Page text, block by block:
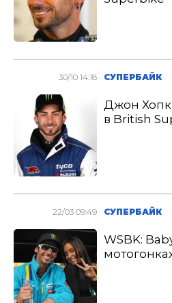
30/10 14:18 СУПЕРБАЙК
Джон
в British
22/03 09:49 СУПЕРБАЙК
WSBK: